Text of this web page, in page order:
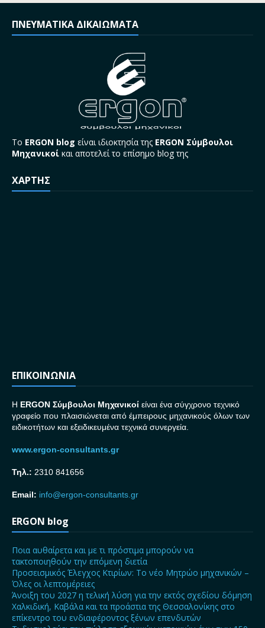
ΠΝΕΥΜΑΤΙΚΑ ΔΙΚΑΙΩΜΑΤΑ
Το ERGON blog είναι ιδιοκτησία της ERGON Σύμβουλοι
Μηχανικοί και αποτελεί το επίσημο blog της
ΧΑΡΤΗΣ
ΕΠΙΚΟΙΝΩΝΙΑ
H ERGON Σύμβουλοι Μηχανικοί είναι ένα σύγχρονο τεχνικό
γραφείο που πλαισιώνεται από έμπειρους μηχανικούς όλων των
ειδικοτήτων και εξειδικευμένα τεχνικά συνεργεία.
www.ergon-consultants.gr
Τηλ.: 2310 841656
Email: info@ergon-consultants.gr
ERGON blog
Ποια αυθαίρετα και με τι πρόστιμα μπορούν να
τακτοποιηθούν την επόμενη διετία
Προσεισμικός Έλεγχος Κτιρίων: Το νέο Μητρώο μηχανικών –
Όλες οι λεπτομέρειες
Άνοιξη του 2027 η τελική λύση για την εκτός σχεδίου δόμηση
Χαλκιδική, Καβάλα και τα προάστια της Θεσσαλονίκης στο
επίκεντρο του ενδιαφέροντος ξένων επενδυτών